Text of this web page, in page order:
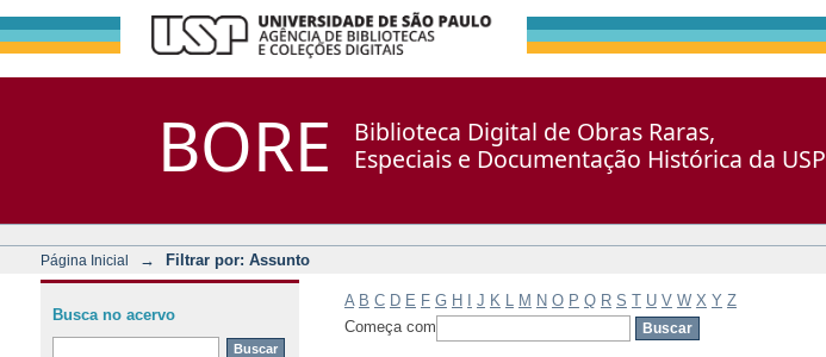
BORE
Biblioteca Digital de Obras Raras,
Especiais e Documentação Histórica da USP
Página Inicial → Filtrar por: Assunto
A B C D E F G H J K M N O P Q R S T U V W X Y Z
Começa com
Busca no acervo